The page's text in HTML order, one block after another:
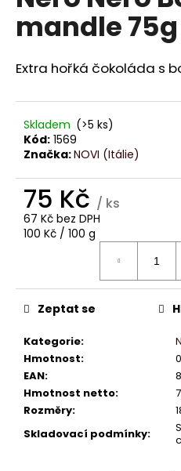
hvězdiček.
mandle 75g
Extra hořká čokoláda s
Skladem (>5 ks)
Kód: 1569
Značka:NOVI (Itálie)
75 Kč / ks
67 Kč bez DPH
Měrná
100 Kč / 100 g
Kategorie:
Hmotnost:
EAN:
Hmotnost netto:
Rozměry:
Skladovací podmínky:
Zeptat se
a
j
í
t
?
HLEDAT
p
o
u
č
u
e
e